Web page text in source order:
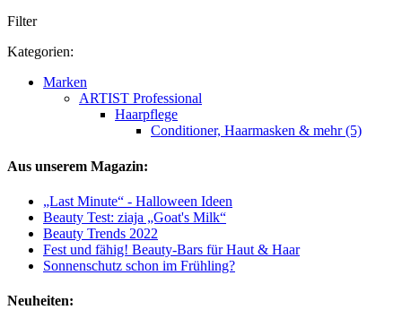
Filter
Kategorien:
Marken
ARTIST Professional
Haarpflege
Conditioner, Haarmasken & mehr (5)
Aus unserem Magazin:
„Last Minute“ - Halloween Ideen
Beauty Test: ziaja „Goat's Milk“
Beauty Trends 2022
Fest und fähig! Beauty-Bars für Haut & Haar
Sonnenschutz schon im Frühling?
Neuheiten: